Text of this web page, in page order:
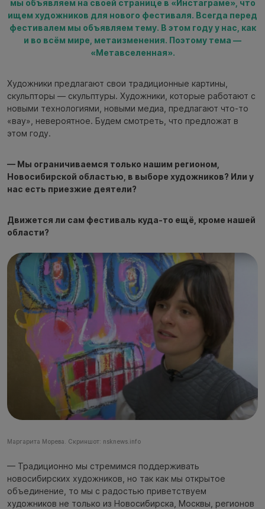
мы объявляем на своей странице в «Инстаграме», что
ищем художников для нового фестиваля. Всегда перед
фестивалем мы объявляем тему. В этом году у нас, как
и во всём мире, метаизменения. Поэтому тема —
«Метавселенная».
Художники предлагают свои традиционные картины,
скульпторы — скульптуры. Художники, которые работают с
новыми технологиями, новыми медиа, предлагают что-то
«вау», невероятное. Будем смотреть, что предложат в
этом году.
— Мы ограничиваемся только нашим регионом,
Новосибирской областью, в выборе художников? Или у
нас есть приезжие деятели?
Движется ли сам фестиваль куда-то ещё, кроме нашей
области?
Маргарита Морева. Скриншот: nsknews.info
— Традиционно мы стремимся поддерживать
новосибирских художников, но так как мы открытое
объединение, то мы с радостью приветствуем
художников не только из Новосибирска, Москвы, регионов